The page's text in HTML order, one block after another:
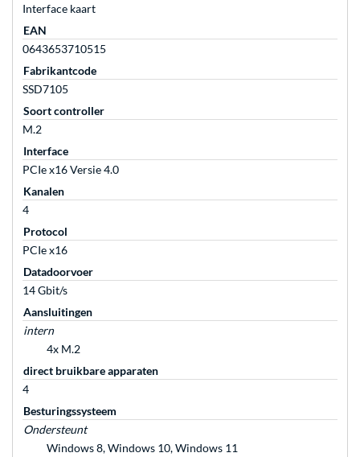
Interface kaart
EAN
0643653710515
Fabrikantcode
SSD7105
Soort controller
M.2
Interface
PCIe x16 Versie 4.0
Kanalen
4
Protocol
PCIe x16
Datadoorvoer
14 Gbit/s
Aansluitingen
intern
4x M.2
direct bruikbare apparaten
4
Besturingssysteem
Ondersteunt
Windows 8, Windows 10, Windows 11